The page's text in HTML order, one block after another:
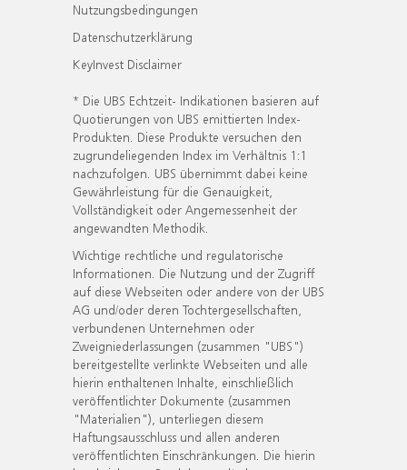
Nutzungsbedingungen
Datenschutzerklärung
KeyInvest Disclaimer
* Die UBS Echtzeit- Indikationen basieren auf
Quotierungen von UBS emittierten Index-
Produkten. Diese Produkte versuchen den
zugrundeliegenden Index im Verhältnis 1:1
nachzufolgen. UBS übernimmt dabei keine
Gewährleistung für die Genauigkeit,
Vollständigkeit oder Angemessenheit der
angewandten Methodik.
Wichtige rechtliche und regulatorische
Informationen. Die Nutzung und der Zugriff
auf diese Webseiten oder andere von der UBS
AG und/oder deren Tochtergesellschaften,
verbundenen Unternehmen oder
Zweigniederlassungen (zusammen "UBS")
bereitgestellte verlinkte Webseiten und alle
hierin enthaltenen Inhalte, einschließlich
veröffentlichter Dokumente (zusammen
"Materialien"), unterliegen diesem
Haftungsausschluss und allen anderen
veröffentlichten Einschränkungen. Die hierin